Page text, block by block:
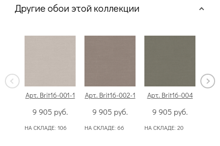
Другие обои этой коллекции
Арт. Brit16-001-1
9 905 руб.
НА СКЛАДЕ: 106
Арт. Brit16-002-1
9 905 руб.
НА СКЛАДЕ: 66
Арт. Brit16-004
9 905 руб.
НА СКЛАДЕ: 20